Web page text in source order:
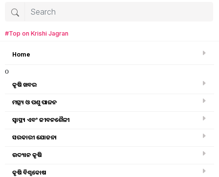
#Top on Krishi Jagran
Home
o
କୃଷି ଖବର
ମତ୍ସ୍ୟ ଓ ପଶୁ ପାଳନ
ସ୍ୱାସ୍ଥ୍ୟ ଏବଂ ଜୀବନଶୈଳୀ
ସରକାରୀ ଯୋଜନା
ଉଦ୍ୟାନ କୃଷି
କୃଷି ବିଶ୍ବକୋଷ
Home
ନାରୀ ର କୃଷି ରେ ଭୂମିକା
!...ଡଃ ସବିତା ମିଶ୍ର